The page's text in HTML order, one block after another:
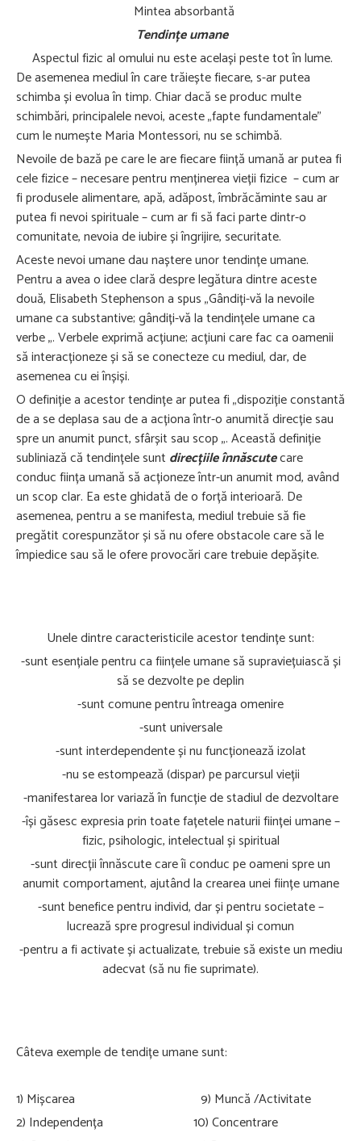
Mintea absorbantă
Tendințe umane
Aspectul fizic al omului nu este același peste tot în lume.
De asemenea mediul în care trăiește fiecare, s-ar putea
schimba și evolua în timp. Chiar dacă se produc multe
schimbări, principalele nevoi, aceste „fapte fundamentale”
cum le numește Maria Montessori, nu se schimbă.
Nevoile de bază pe care le are fiecare ființă umană ar putea fi
cele fizice – necesare pentru menținerea vieții fizice – cum ar
fi produsele alimentare, apă, adăpost, îmbrăcăminte sau ar
putea fi nevoi spirituale – cum ar fi să faci parte dintr-o
comunitate, nevoia de iubire și îngrijire, securitate.
Aceste nevoi umane dau naștere unor tendințe umane.
Pentru a avea o idee clară despre legătura dintre aceste
două, Elisabeth Stephenson a spus „Gândiți-vă la nevoile
umane ca substantive; gândiți-vă la tendințele umane ca
verbe „. Verbele exprimă acțiune; acțiuni care fac ca oamenii
să interacționeze și să se conecteze cu mediul, dar, de
asemenea cu ei înșiși.
O definiție a acestor tendințe ar putea fi „dispoziție constantă
de a se deplasa sau de a acționa într-o anumită direcție sau
spre un anumit punct, sfârșit sau scop „. Această definiție
subliniază că tendințele sunt direcțiile înnăscutecare
conduc ființa umană să acționeze într-un anumit mod, având
un scop clar. Ea este ghidată de o forță interioară. De
asemenea, pentru a se manifesta, mediul trebuie să fie
pregătit corespunzător și să nu ofere obstacole care să le
împiedice sau să le ofere provocări care trebuie depășite.
Unele dintre caracteristicile acestor tendințe sunt:
-sunt esențiale pentru ca ființele umane să supraviețuiască și
să se dezvolte pe deplin
-sunt comune pentru întreaga omenire
-sunt universale
-sunt interdependente și nu funcționează izolat
-nu se estompează (dispar) pe parcursul vieții
-manifestarea lor variază în funcție de stadiul de dezvoltare
-își găsesc expresia prin toate fațetele naturii ființei umane –
fizic, psihologic, intelectual și spiritual
-sunt direcții înnăscute care îi conduc pe oameni spre un
anumit comportament, ajutând la crearea unei ființe umane
-sunt benefice pentru individ, dar și pentru societate –
lucrează spre progresul individual și comun
-pentru a fi activate și actualizate, trebuie să existe un mediu
adecvat (să nu fie suprimate).
Câteva exemple de tendițe umane sunt:
1) Mișcarea 9) Muncă /Activitate
2) Independența 10) Concentrare